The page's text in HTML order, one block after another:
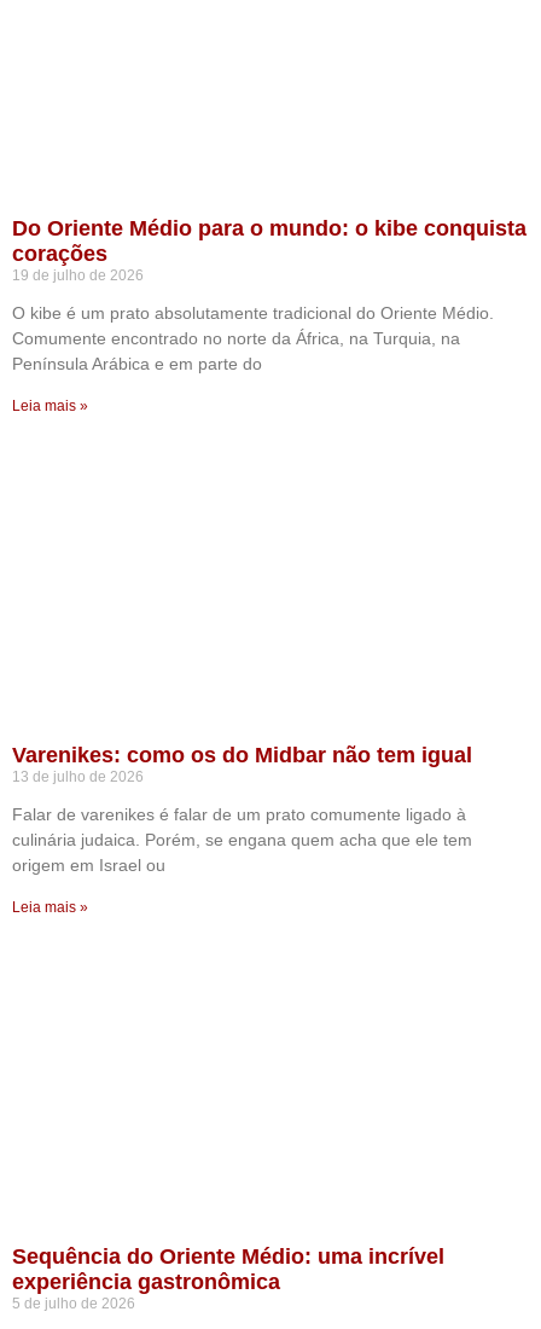
Do Oriente Médio para o mundo: o kibe conquista
corações
19 de julho de 2026
O kibe é um prato absolutamente tradicional do Oriente Médio.
Comumente encontrado no norte da África, na Turquia, na
Península Arábica e em parte do
Leia mais »
Varenikes: como os do Midbar não tem igual
13 de julho de 2026
Falar de varenikes é falar de um prato comumente ligado à
culinária judaica. Porém, se engana quem acha que ele tem
origem em Israel ou
Leia mais »
Sequência do Oriente Médio: uma incrível
experiência gastronômica
5 de julho de 2026